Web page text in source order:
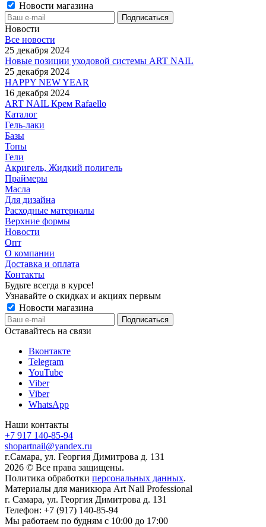
Новости магазина
Новости
Все новости
25 декабря 2024
Новые позиции уходовой системы ART NAIL
25 декабря 2024
HAPPY NEW YEAR
16 декабря 2024
ART NAIL Крем Rafaello
Каталог
Гель-лаки
Базы
Топы
Гели
Акригель, Жидкий полигель
Праймеры
Масла
Для дизайна
Расходные материалы
Верхние формы
Новости
Опт
О компании
Доставка и оплата
Контакты
Будьте всегда в курсе!
Узнавайте о скидках и акциях первым
Новости магазина
Оставайтесь на связи
Вконтакте
Telegram
YouTube
Viber
Viber
WhatsApp
Наши контакты
+7 917 140-85-94
shopartnail@yandex.ru
г.Самара, ул. Георгия Димитрова д. 131
2026 © Все права защищены.
Политика обработки персональных данных.
Материалы для маникюра Art Nail Professional
г. Самара, ул. Георгия Димитрова д. 131
Телефон: +7 (917) 140-85-94
Мы работаем по будням с 10:00 до 17:00